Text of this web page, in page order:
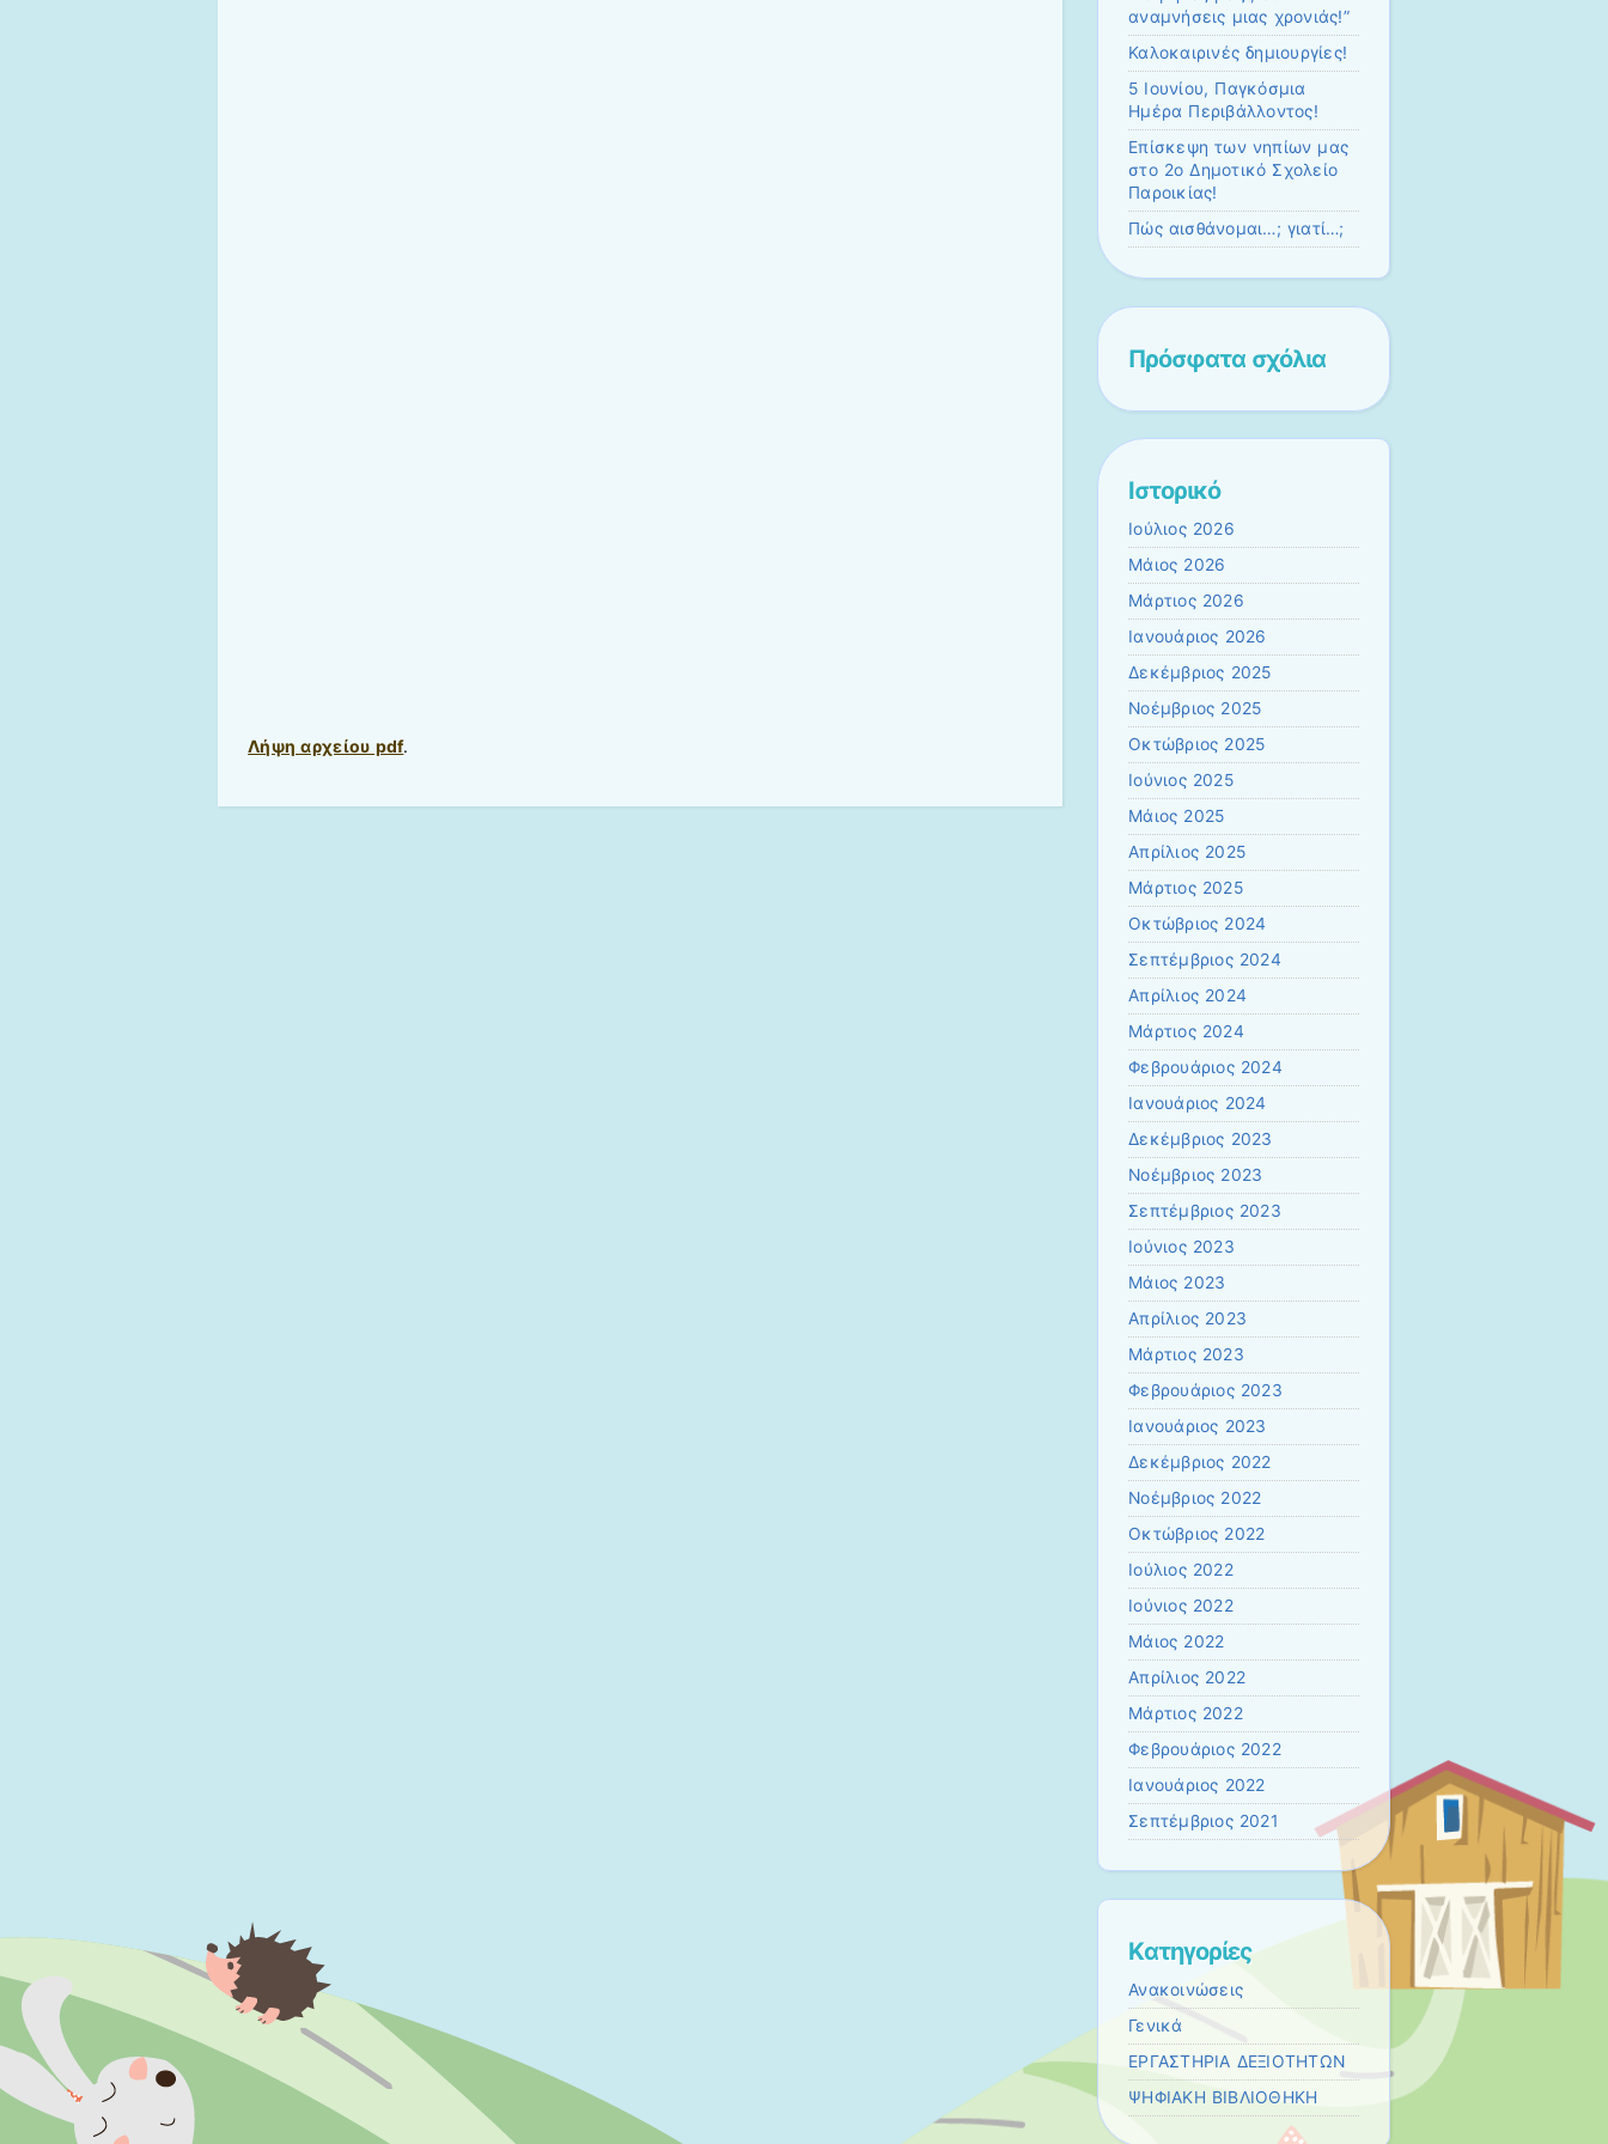
Λήψη αρχείου pdf.
αναμνήσεις μιας χρονιάς!”
Καλοκαιρινές δημιουργίες!
5 Ιουνίου, Παγκόσμια
Ημέρα Περιβάλλοντος!
Επίσκεψη των νηπίων μας
στο 2ο Δημοτικό Σχολείο
Παροικίας!
Πώς αισθάνομαι…; γιατί…;
Πρόσφατα σχόλια
Ιστορικό
Ιούλιος 2026
Μάιος 2026
Μάρτιος 2026
Ιανουάριος 2026
Δεκέμβριος 2025
Νοέμβριος 2025
Οκτώβριος 2025
Ιούνιος 2025
Μάιος 2025
Απρίλιος 2025
Μάρτιος 2025
Οκτώβριος 2024
Σεπτέμβριος 2024
Απρίλιος 2024
Μάρτιος 2024
Φεβρουάριος 2024
Ιανουάριος 2024
Δεκέμβριος 2023
Νοέμβριος 2023
Σεπτέμβριος 2023
Ιούνιος 2023
Μάιος 2023
Απρίλιος 2023
Μάρτιος 2023
Φεβρουάριος 2023
Ιανουάριος 2023
Δεκέμβριος 2022
Νοέμβριος 2022
Οκτώβριος 2022
Ιούλιος 2022
Ιούνιος 2022
Μάιος 2022
Απρίλιος 2022
Μάρτιος 2022
Φεβρουάριος 2022
Ιανουάριος 2022
Σεπτέμβριος 2021
Kατηγορίες
Ανακοινώσεις
Γενικά
ΕΡΓΑΣΤΗΡΙΑ ΔΕΞΙΟΤΗΤΩΝ
ΨΗΦΙΑΚΗ ΒΙΒΛΙΟΘΗΚΗ